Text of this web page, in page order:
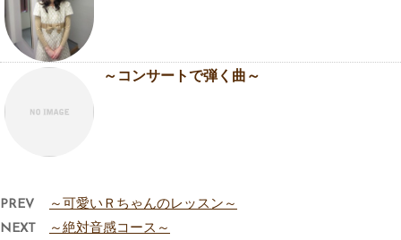
～コンサートで弾く曲～
PREV
～可愛いＲちゃんのレッスン～
NEXT
～絶対音感コース～